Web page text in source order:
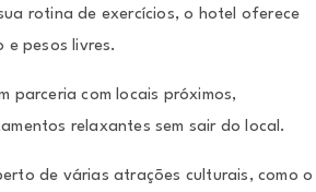
rotina de exercícios, o hotel oferece
e pesos livres.
parceria com locais próximos,
relaxantes sem sair do local.
de várias atrações culturais, como o